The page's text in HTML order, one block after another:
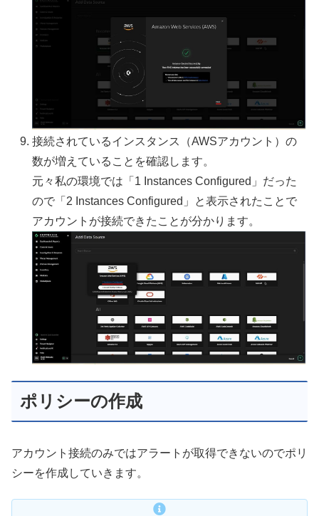
接続されているインスタンス（AWSアカウント）の
数が増えていることを確認します。
元々私の環境では「1 Instances Configured」だった
ので「2 Instances Configured」と表示されたことで
アカウントが接続できたことが分かります。
ポリシーの作成
アカウント接続のみではアラートが取得できないのでポリ
シーを作成していきます。